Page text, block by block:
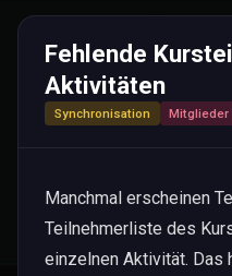
Fehlende
Aktivitäten
Synchronisation Mitglieder
Manchmal erscheinen
Teilnehmerliste des
einzelnen Aktivität. Das
Bereit,